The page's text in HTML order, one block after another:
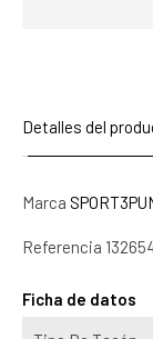
Detalles del
Marca
Referencia
Ficha de datos